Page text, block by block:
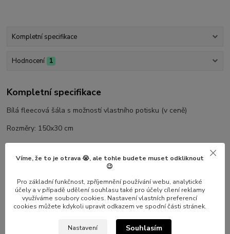
Kompletní specifikace
Hodnocení 1
Kompletní specifikace
Bílá fleecová šála s možností vlastního potisku (v ceně)
Rozměry: 150x30 cm
Potisknutelná plocha 20x28cm (na jeden okraj nebo na oba)
Postup objednávky vlastního potisku:
1) Vložíte do košíku
2) V souhrnu zboží v procesu objednávky přiložíte k předmětu
přílohu, kterou chcete natisknout
Víme, že to je otrava 😭, ale tohle budete muset odkliknout
😉
Pro základní funkčnost, zpříjemnění používání webu, analytické
účely a v případě udělení souhlasu také pro účely cílení reklamy
využíváme soubory cookies. Nastavení vlastních preferencí
cookies můžete kdykoli upravit odkazem ve spodní části stránek.
Nastavení Souhlasím